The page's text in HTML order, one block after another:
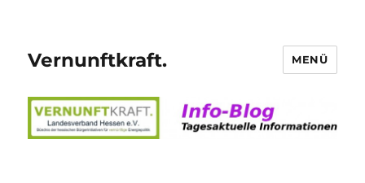
Vernunftkraft. MENÜ